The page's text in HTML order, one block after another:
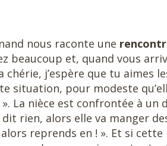
nous raconte une rencontr
beaucoup et, quand vous
chérie, j’espère que tu aimes
situation, pour modeste
La nièce est confrontée à
rien, alors elle va manger
alors reprends en ! ». Et si